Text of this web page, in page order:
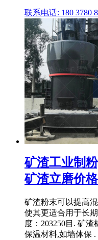
联系电话: 180 3780
矿渣工业制
矿渣立磨价
矿渣粉末可以提高
使其更适合用于长
度：203250目. 矿
保温材料,如墙体保 .